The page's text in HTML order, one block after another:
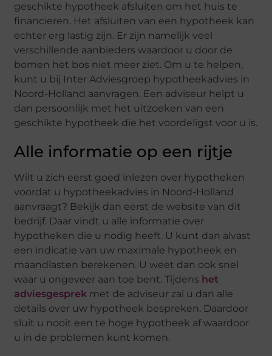
geschikte hypotheek afsluiten om het huis te
financieren. Het afsluiten van een hypotheek kan
echter erg lastig zijn. Er zijn namelijk veel
verschillende aanbieders waardoor u door de
bomen het bos niet meer ziet. Om u te helpen,
kunt u bij Inter Adviesgroep hypotheekadvies in
Noord-Holland aanvragen. Een adviseur helpt u
dan persoonlijk met het uitzoeken van een
geschikte hypotheek die het voordeligst voor u is.
Alle informatie op een rijtje
Wilt u zich eerst goed inlezen over hypotheken
voordat u hypotheekadvies in Noord-Holland
aanvraagt? Bekijk dan eerst de website van dit
bedrijf. Daar vindt u alle informatie over
hypotheken die u nodig heeft. U kunt dan alvast
een indicatie van uw maximale hypotheek en
maandlasten berekenen. U weet dan ook snel
waar u ongeveer aan toe bent. Tijdens het
adviesgesprek met de adviseur zal u dan alle
details over uw hypotheek bespreken. Daardoor
sluit u nooit een te hoge hypotheek af waardoor
u in de problemen kunt komen.